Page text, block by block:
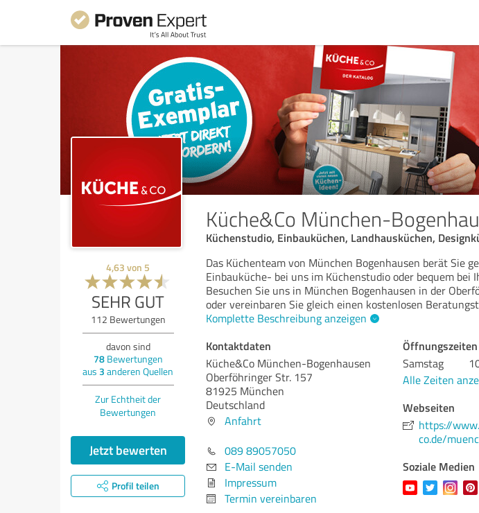
Küche&Co München-
Küchenstudio, Einbauküchen, Landhausküchen,
4,63 von 5
SEHR GUT
112 Bewertungen
davon sind
78Bewertungen
aus 3 anderen Quellen
Zur Echtheit der
Bewertungen
Jetzt bewerten
Profil teilen
Das Küchenteam von München Bogenhausen berät Sie
Einbauküche- bei uns im Küchenstudio oder bequem bei
Besuchen Sie uns in München Bogenhausen in der
oder vereinbaren Sie gleich einen kostenlosen
Komplette Beschreibung anzeigen
Kontaktdaten
Küche&Co München-Bogenhausen
Oberföhringer Str. 157
81925 München
Deutschland
Anfahrt
089 89057050
E-Mail senden
Impressum
Termin vereinbaren
Öffnungszeiten
Samstag
Alle Zeiten
Webseiten
https://
co.de/
Soziale Medien